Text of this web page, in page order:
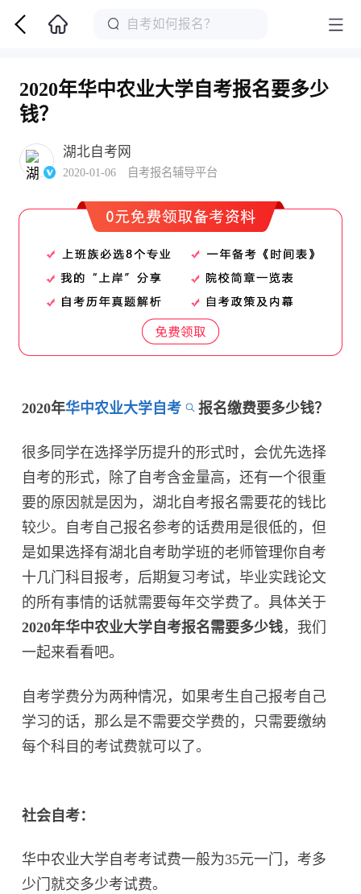
2020年华中农业大学自考报名要多少
钱？
湖北自考网
2020-01-06 自考报名辅导平台
2020年华中农业大学自考 报名缴费要多少钱？
很多同学在选择学历提升的形式时，会优先选择
自考的形式，除了自考含金量高，还有一个很重
要的原因就是因为，湖北自考报名需要花的钱比
较少。自考自己报名参考的话费用是很低的，但
是如果选择有湖北自考助学班的老师管理你自考
十几门科目报考，后期复习考试，毕业实践论文
的所有事情的话就需要每年交学费了。具体关于
2020年华中农业大学自考报名需要多少钱，我们
一起来看看吧。
自考学费分为两种情况，如果考生自己报考自己
学习的话，那么是不需要交学费的，只需要缴纳
每个科目的考试费就可以了。
社会自考：
华中农业大学自考考试费一般为35元一门，考多
少门就交多少考试费。